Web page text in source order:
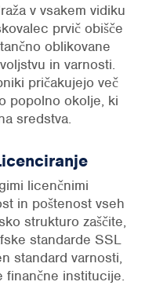
v vsakem vidiku
prvič obišče
oblikovane
in varnosti.
pričakujejo več
popolno okolje, ki
sredstva.
licenčnimi
in poštenost vseh
strukturo zaščite,
standarde SSL
standard varnosti,
finančne institucije.